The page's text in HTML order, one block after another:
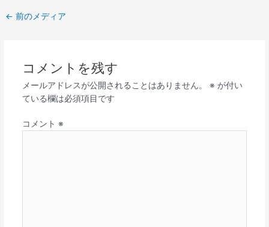
← 前のメディア
コメントを残す
メールアドレスが公開されることはありません。 ※ が付い
ている欄は必須項目です
コメント ※